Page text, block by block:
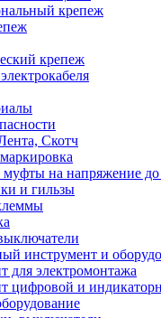
крепеж
крепеж
Скотч
муфты на напряжение
и гильзы
инструмент и
для электромонтажа
цифровой и